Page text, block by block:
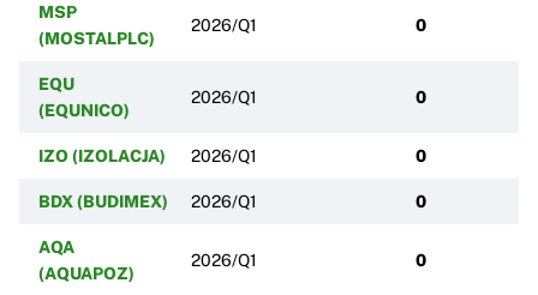
MSP
(MOSTALPLC)
2026/Q1 0
EQU
(EQUNICO)
2026/Q1 0
IZO (IZOLACJA) 2026/Q1 0
BDX (BUDIMEX) 2026/Q1 0
AQA
(AQUAPOZ)
2026/Q1 0